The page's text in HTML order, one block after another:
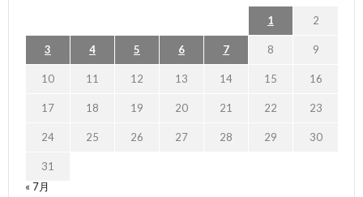
1 2
3 4 5 6 7 8 9
10 11 12 13 14 15 16
17 18 19 20 21 22 23
24 25 26 27 28 29 30
31
« 7月